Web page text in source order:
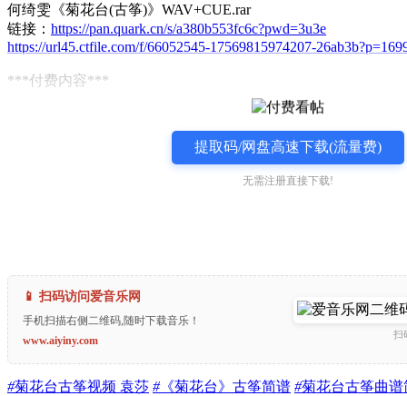
何绮雯《菊花台(古筝)》WAV+CUE.rar
链接： https://pan.quark.cn/s/a380b553fc6c?pwd=3u3e
https://url45.ctfile.com/f/66052545-17569815974207-
***付费内容***
提取码/网盘高速下载(流量费)
无需注册直接下载!
📱 扫码访问爱音乐网
手机扫描右侧二维码,随时下载音乐！
www.aiyiny.com
扫
#菊花台古筝视频 袁莎 #《菊花台》古筝简谱 #菊花台古筝曲谱